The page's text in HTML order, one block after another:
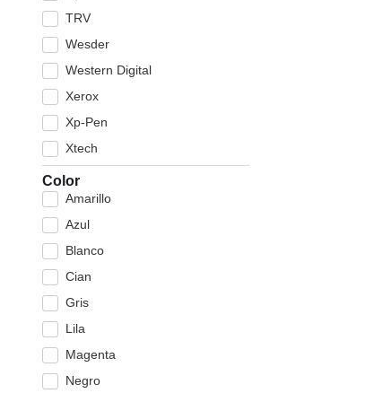
TRV
Wesder
Western Digital
Xerox
Xp-Pen
Xtech
Color
Amarillo
Azul
Blanco
Cian
Gris
Lila
Magenta
Negro